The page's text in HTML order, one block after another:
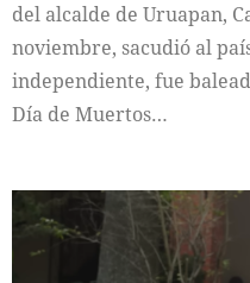
del alcalde de Uruapan,
noviembre, sacudió al
independiente, fue
Día de Muertos…